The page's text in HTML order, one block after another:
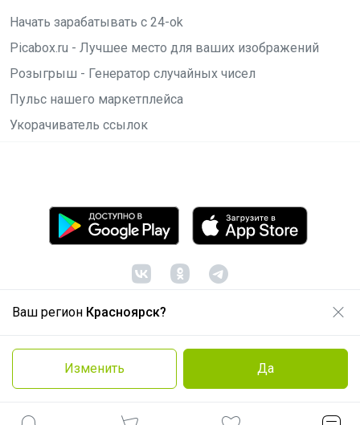
Ваш регион Красноярск?
Изменить Да
Начать зарабатывать с 24-ok
Picabox.ru - Лучшее место для ваших изображений
Розыгрыш - Генератор случайных чисел
Пульс нашего маркетплейса
Укорачиватель ссылок
© ООО "Лявита", ОГРН 1122468054070, 2012 -2026
Политика конфиденциальности
Cоглашение пользователя